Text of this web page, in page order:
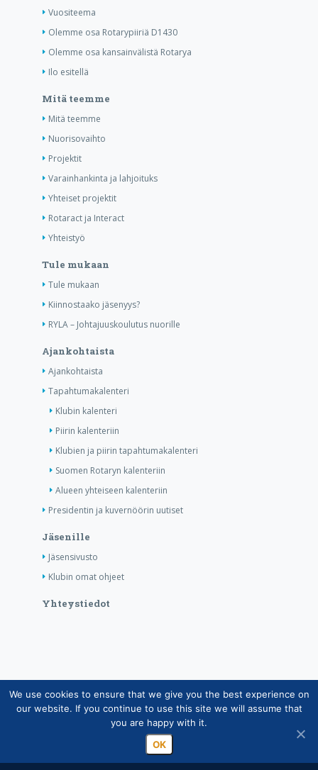
Vuositeema
Olemme osa Rotarypiiriä D1430
Olemme osa kansainvälistä Rotarya
Ilo esitellä
Mitä teemme
Mitä teemme
Nuorisovaihto
Projektit
Varainhankinta ja lahjoituks
Yhteiset projektit
Rotaract ja Interact
Yhteistyö
Tule mukaan
Tule mukaan
Kiinnostaako jäsenyys?
RYLA – Johtajuuskoulutus nuorille
Ajankohtaista
Ajankohtaista
Tapahtumakalenteri
Klubin kalenteri
Piirin kalenteriin
Klubien ja piirin tapahtumakalenteri
Suomen Rotaryn kalenteriin
Alueen yhteiseen kalenteriin
Presidentin ja kuvernöörin uutiset
Jäsenille
Jäsensivusto
Klubin omat ohjeet
Yhteystiedot
Copyright © Suomen Rotarypalvelu ry 2026 |
Jäsentietojärjestelmän tietosuojaseloste|Henkilötietojen
käsittely Rotarytoiminnassa
We use cookies to ensure that we give you the best experience on
our website. If you continue to use this site we will assume that
you are happy with it.
OK